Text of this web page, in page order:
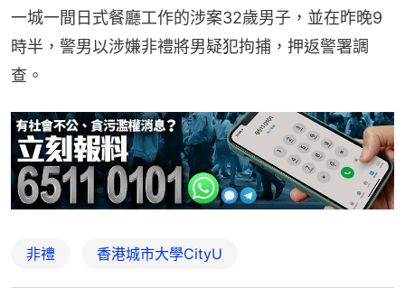
一城一間日式餐廳工作的涉案32歲男子，並在昨晚9
時半，警男以涉嫌非禮將男疑犯拘捕，押返警署調
查。
非禮 香港城市大學CityU